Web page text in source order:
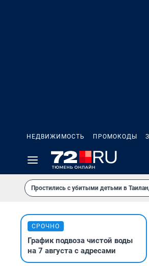
НЕДВИЖИМОСТЬ ПРОМОКОДЫ
Простились с убитыми детьми в
СРОЧНО
График подвоза чистой воды
на 7 августа с адресами